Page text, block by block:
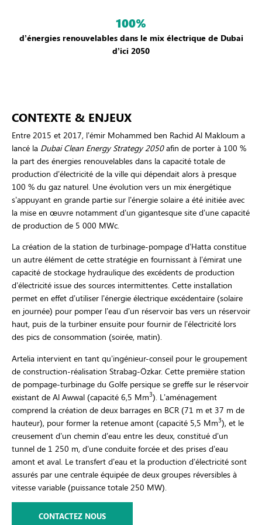
100%
d’énergies renouvelables dans le mix électrique de Dubai
d’ici 2050
CONTEXTE & ENJEUX
Entre 2015 et 2017, l’émir Mohammed ben Rachid Al Makloum a
lancé la Dubai Clean Energy Strategy 2050afin de porter à 100 %
la part des énergies renouvelables dans la capacité totale de
production d’électricité de la ville qui dépendait alors à presque
100 % du gaz naturel. Une évolution vers un mix énergétique
s’appuyant en grande partie sur l’énergie solaire a été initiée avec
la mise en œuvre notamment d’un gigantesque site d’une capacité
de production de 5 000 MWc.
La création de la station de turbinage-pompage d’Hatta constitue
un autre élément de cette stratégie en fournissant à l’émirat une
capacité de stockage hydraulique des excédents de production
d’électricité issue des sources intermittentes. Cette installation
permet en effet d’utiliser l’énergie électrique excédentaire (solaire
en journée) pour pomper l’eau d’un réservoir bas vers un réservoir
haut, puis de la turbiner ensuite pour fournir de l’électricité lors
des pics de consommation (soirée, matin).
Artelia intervient en tant qu’ingénieur-conseil pour le groupement
de construction-réalisation Strabag-Özkar. Cette première station
de pompage-turbinage du Golfe persique se greffe sur le réservoir
existant de Al Awwal (capacité 6,5 Mm3). L’aménagement
comprend la création de deux barrages en BCR (71 m et 37 m de
hauteur), pour former la retenue amont (capacité 5,5 Mm3), et le
creusement d’un chemin d’eau entre les deux, constitué d’un
tunnel de 1 250 m, d’une conduite forcée et des prises d’eau
amont et aval. Le transfert d’eau et la production d’électricité sont
assurés par une centrale équipée de deux groupes réversibles à
vitesse variable (puissance totale 250 MW).
CONTACTEZ NOUS